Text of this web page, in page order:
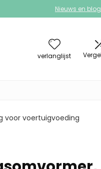
Nieuws en
verlanglijst
voor voertuigvoeding